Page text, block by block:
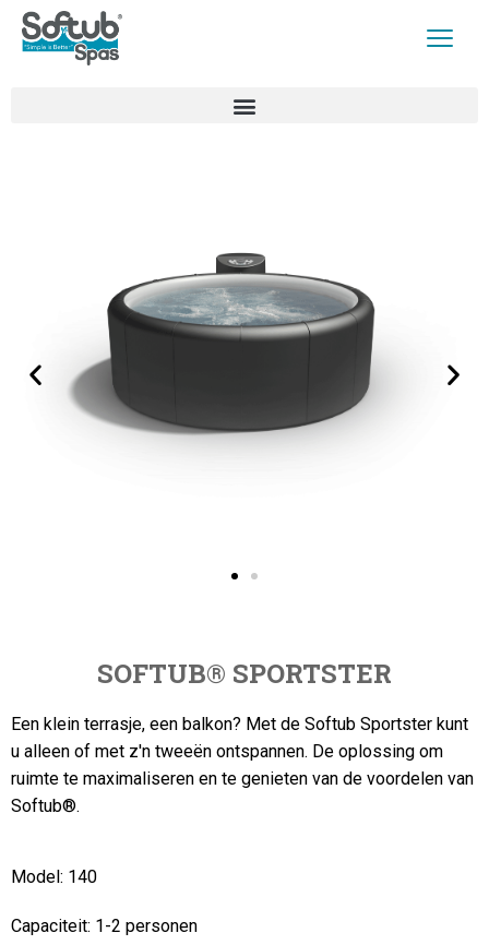
SOFTUB® SPORTSTER
Een klein terrasje, een balkon? Met de Softub Sportster kunt
u alleen of met z'n tweeën ontspannen. De oplossing om
ruimte te maximaliseren en te genieten van de voordelen van
Softub®.
Model: 140
Capaciteit: 1-2 personen